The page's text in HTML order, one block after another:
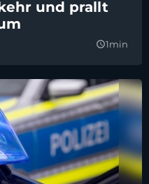
und prallt
query_builder1min